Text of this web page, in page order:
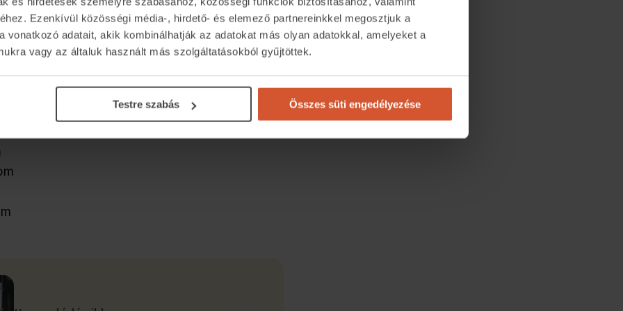
Ezenkívül közösségi média-, hirdető- és elemező partnereinkkel megosztjuk a
vonatkozó adatait, akik kombinálhatják az adatokat más olyan adatokkal, amelyeket a
vagy az általuk használt más szolgáltatásokból gyűjtöttek.
Testre szabás Összes süti engedélyezése
aminek a pontos menetéről bővebben
a legnépszerűbbek: